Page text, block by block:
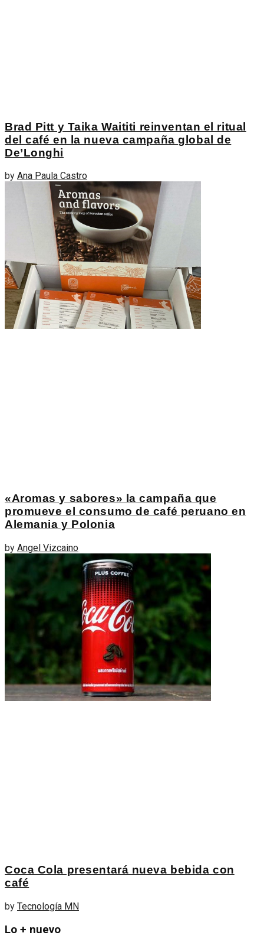
Brad Pitt y Taika Waititi reinventan el ritual
del café en la nueva campaña global de
De’Longhi
by Ana Paula Castro
«Aromas y sabores» la campaña que
promueve el consumo de café peruano en
Alemania y Polonia
by Angel Vizcaino
Coca Cola presentará nueva bebida con
café
by Tecnología MN
Lo + nuevo